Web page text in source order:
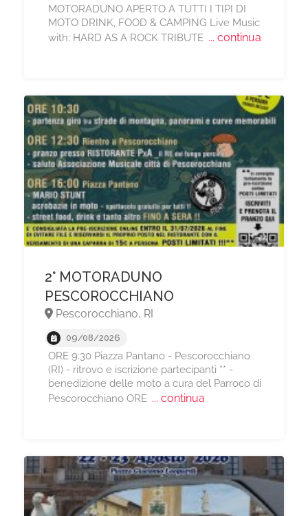
MOTORADUNO APERTO A TUTTI I TIPI DI
MOTO DRINK, FOOD & CAMPING Live Music
with: HARD AS A ROCK TRIBUTE... continua
2° MOTORADUNO
PESCOROCCHIANO
Pescorocchiano, RI
09/08/2026
ORE 9:30 Piazza Pantano - Pescorocchiano
(RI) - ritrovo e iscrizione partecipanti ** -
benedizione delle moto a cura del Parroco di
Pescorocchiano ORE... continua